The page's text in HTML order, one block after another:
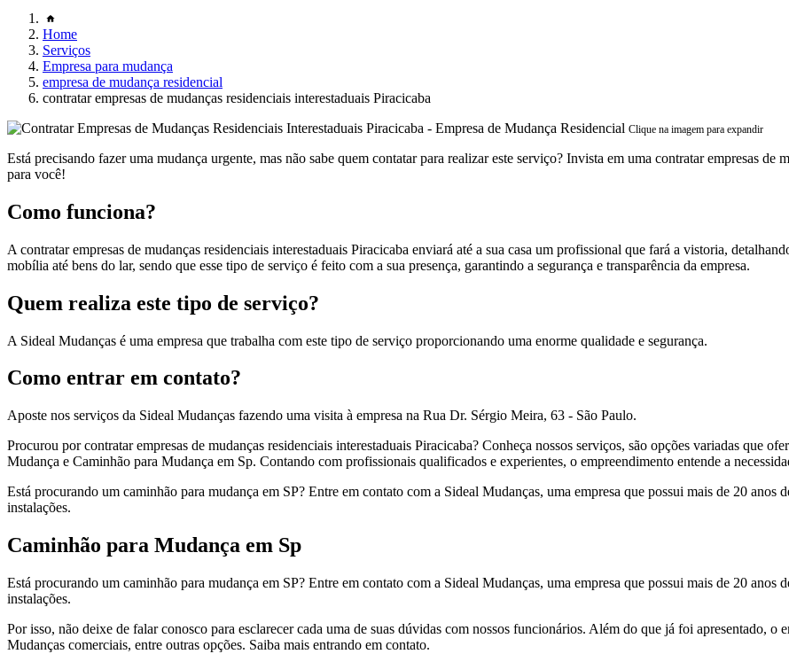
Home
Serviços
Empresa para mudança
empresa de mudança residencial
contratar empresas de mudanças residenciais interestaduais Piracicaba
Clique na imagem para expandir
Está precisando fazer uma mudança urgente, mas não sabe quem contatar para realizar este serviço? Invista em uma contratar empresas de
para você!
Como funciona?
A contratar empresas de mudanças residenciais interestaduais Piracicaba enviará até a sua casa um profissional que fará a vistoria,
mobília até bens do lar, sendo que esse tipo de serviço é feito com a sua presença, garantindo a segurança e transparência da empresa.
Quem realiza este tipo de serviço?
A Sideal Mudanças é uma empresa que trabalha com este tipo de serviço proporcionando uma enorme qualidade e segurança.
Como entrar em contato?
Aposte nos serviços da Sideal Mudanças fazendo uma visita à empresa na Rua Dr. Sérgio Meira, 63 - São Paulo.
Procurou por contratar empresas de mudanças residenciais interestaduais Piracicaba? Conheça nossos serviços, são opções variadas que
Mudança e Caminhão para Mudança em Sp. Contando com profissionais qualificados e experientes, o empreendimento entende a
Está procurando um caminhão para mudança em SP? Entre em contato com a Sideal Mudanças, uma empresa que possui mais de 20 anos
instalações.
Caminhão para Mudança em Sp
Está procurando um caminhão para mudança em SP? Entre em contato com a Sideal Mudanças, uma empresa que possui mais de 20 anos
instalações.
Por isso, não deixe de falar conosco para esclarecer cada uma de suas dúvidas com nossos funcionários. Além do que já foi apresentado, o
Mudanças comerciais, entre outras opções. Saiba mais entrando em contato.